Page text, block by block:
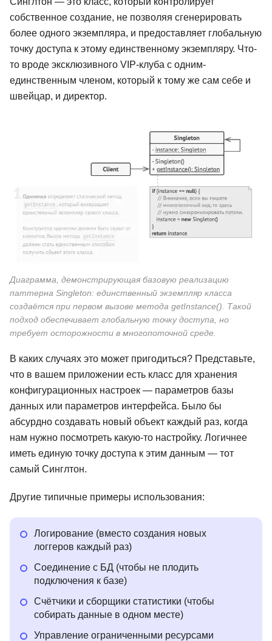
собственное создание, не позволяя сгенерировать
более одного экземпляра, и предоставляет глобальную
точку доступа к этому единственному экземпляру. Что-
то вроде эксклюзивного VIP-клуба с одним-
единственным членом, который к тому же сам себе и
швейцар, и директор.
Диаграмма, демонстрирующая базовую реализацию
паттерна Singleton: единственный экземпляр класса
создаётся при первом вызове метода getInstance(). Такой
подход обеспечивает глобальную точку доступа, но
требует осторожности в многопоточной среде.
В каких случаях это может пригодиться? Представьте,
что в вашем приложении есть класс для хранения
конфигурационных настроек — параметров базы
данных или параметров интерфейса. Было бы
абсурдно создавать новый объект каждый раз, когда
нам нужно посмотреть какую-то настройку. Логичнее
иметь единую точку доступа к этим данным — тот
самый Синглтон.
Другие типичные примеры использования:
Логирование (вместо создания новых
логгеров каждый раз)
Соединение с БД (чтобы не плодить
подключения к базе)
Счётчики и сборщики статистики (чтобы
собирать данные в одном месте)
Управление ограниченными ресурсами